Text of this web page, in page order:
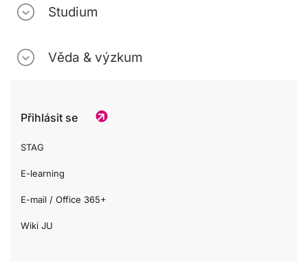
Studium
Věda & výzkum
Přihlásit se
STAG
E-learning
E-mail / Office 365+
Wiki JU